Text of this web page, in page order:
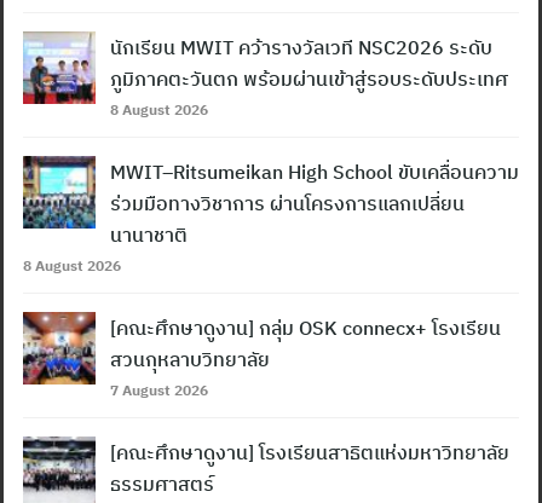
นักเรียน MWIT คว้ารางวัลเวที NSC2026 ระดับ
ภูมิภาคตะวันตก พร้อมผ่านเข้าสู่รอบระดับประเทศ
8 August 2026
MWIT–Ritsumeikan High School ขับเคลื่อนความ
ร่วมมือทางวิชาการ ผ่านโครงการแลกเปลี่ยน
นานาชาติ
8 August 2026
[คณะศึกษาดูงาน] กลุ่ม OSK connecx+ โรงเรียน
สวนกุหลาบวิทยาลัย
7 August 2026
[คณะศึกษาดูงาน] โรงเรียนสาธิตแห่งมหาวิทยาลัย
ธรรมศาสตร์